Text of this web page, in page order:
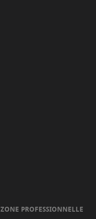
ZONE PROFESSIONNELLE